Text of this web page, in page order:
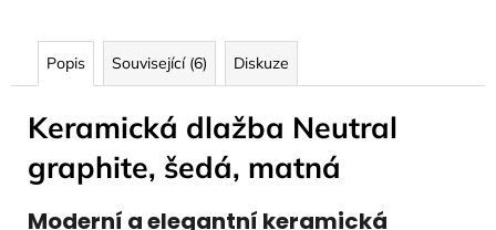
Popis Související (6) Diskuze
Keramická dlažba Neutral
graphite, šedá, matná
Moderní a elegantní keramická